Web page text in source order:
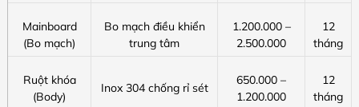
Mainboard
(Bo mạch)
Bo mạch điều khiển
trung tâm
1.200.000 –
2.500.000
12
tháng
Ruột khóa
(Body)
Inox 304 chống rỉ sét
650.000 –
1.200.000
12
tháng